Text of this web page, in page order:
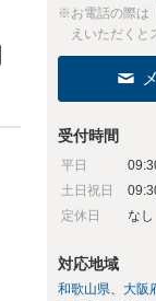
※お電話の際は
えいただくと
受付時間
平日
土日祝日
定休日
なし
対応地域
和歌山県 大阪